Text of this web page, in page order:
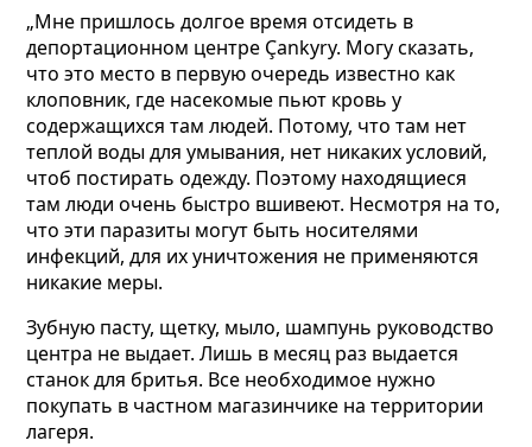
„Мне пришлось долгое время отсидеть в
депортационном центре Çankyry. Могу сказать,
что это место в первую очередь известно как
клоповник, где насекомые пьют кровь у
содержащихся там людей. Потому, что там нет
теплой воды для умывания, нет никаких условий,
чтоб постирать одежду. Поэтому находящиеся
там люди очень быстро вшивеют. Несмотря на то,
что эти паразиты могут быть носителями
инфекций, для их уничтожения не применяются
никакие меры.
Зубную пасту, щетку, мыло, шампунь руководство
центра не выдает. Лишь в месяц раз выдается
станок для бритья. Все необходимое нужно
покупать в частном магазинчике на территории
лагеря.